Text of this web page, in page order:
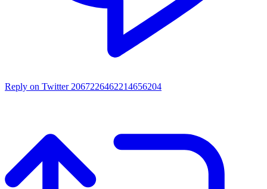
Reply on Twitter 2067226462214656204